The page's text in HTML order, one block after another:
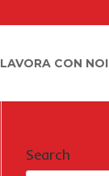
LAVORA CON NOI
Search